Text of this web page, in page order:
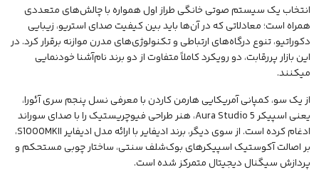
انتخاب یک سیستم صوتی خانگی طراز اول همواره با چالش‌های متعددی
همراه است؛ معادلاتی که در آن‌ها باید بین کیفیت صدای استریو، زیبایی
دکوراتیو، تنوع درگاه‌های ارتباطی و تکنولوژی‌های مدرن موازنه برقرار کرد. در
این بازار پررقابت، دو رویکرد کاملاً متفاوت از دو برند نام‌آشنا خودنمایی
میکنند.
از یک سو، کمپانی آمریکاییهارمن کاردنبا معرفی نسل پنجم سری آئورا،
یعنیاسپیکر
Aura Studio 5، هنر طراحی فیوچریستیک را با صدای سوراند
ادغام کرده است. از سوی دیگر، برندادیفایر
با ارائه مدل ادیفایر S1000MKII،
بر اصالت آکوستیک اسپیکرهای بوک‌شلف سنتی، ساختار چوبی مستحکم و
پردازش سیگنال دیجیتال متمرکز شده است.